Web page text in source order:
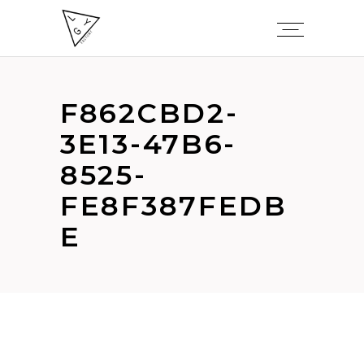
F862CBD2-
3E13-47B6-
8525-
FE8F387FEDB
E